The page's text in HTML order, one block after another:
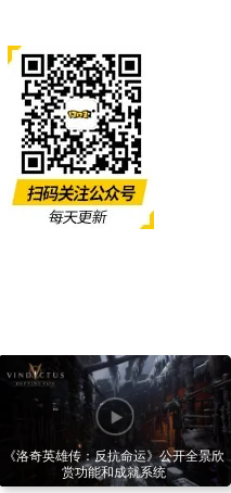
《洛奇英雄传：反抗命运》公开全景欣
赏功能和成就系统